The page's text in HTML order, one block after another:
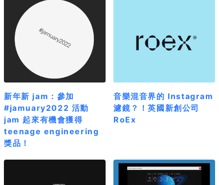
新年新 jam：參加
#jamuary2022 活動
jam 起來有機會獲得
teenage engineering
獎品！
音樂混音界的 Instagram
濾鏡？！英國新創公司
RoEx